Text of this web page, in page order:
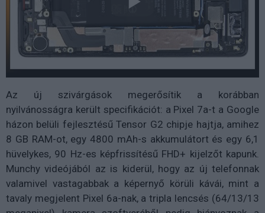
Az új szivárgások megerősítik a korábban
nyilvánosságra került specifikációt: a Pixel 7a-t a Google
házon belüli fejlesztésű Tensor G2 chipje hajtja, amihez
8 GB RAM-ot, egy 4800 mAh-s akkumulátort és egy 6,1
hüvelykes, 90 Hz-es képfrissítésű FHD+ kijelzőt kapunk.
Munchy videójából az is kiderül, hogy az új telefonnak
valamivel vastagabbak a képernyő körüli kávái, mint a
tavaly megjelent Pixel 6a-nak, a tripla lencsés (64/13/13